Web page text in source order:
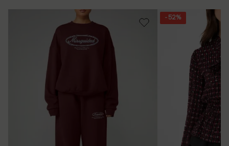
- 52%